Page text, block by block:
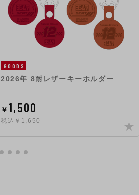
GOODS
2026年 8耐レザーキーホルダー
￥ 1,500
税込￥1,650